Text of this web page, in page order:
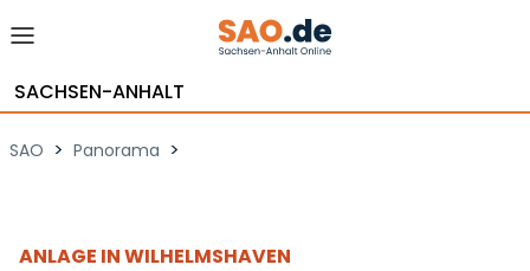
SACHSEN-ANHALT
SAO > Panorama >
ANLAGE IN WILHELMSHAVEN